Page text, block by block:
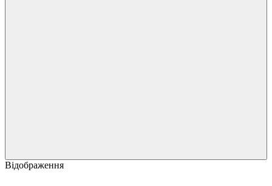
Відображення